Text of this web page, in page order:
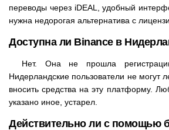
переводы через iDEAL, удобный
нужна недорогая альтернатива с
Доступна ли Binance в
Нет. Она не прошла
Нидерландские пользователи не могут
вносить средства на эту платформу.
указано иное, устарел.
Действительно ли с помощью